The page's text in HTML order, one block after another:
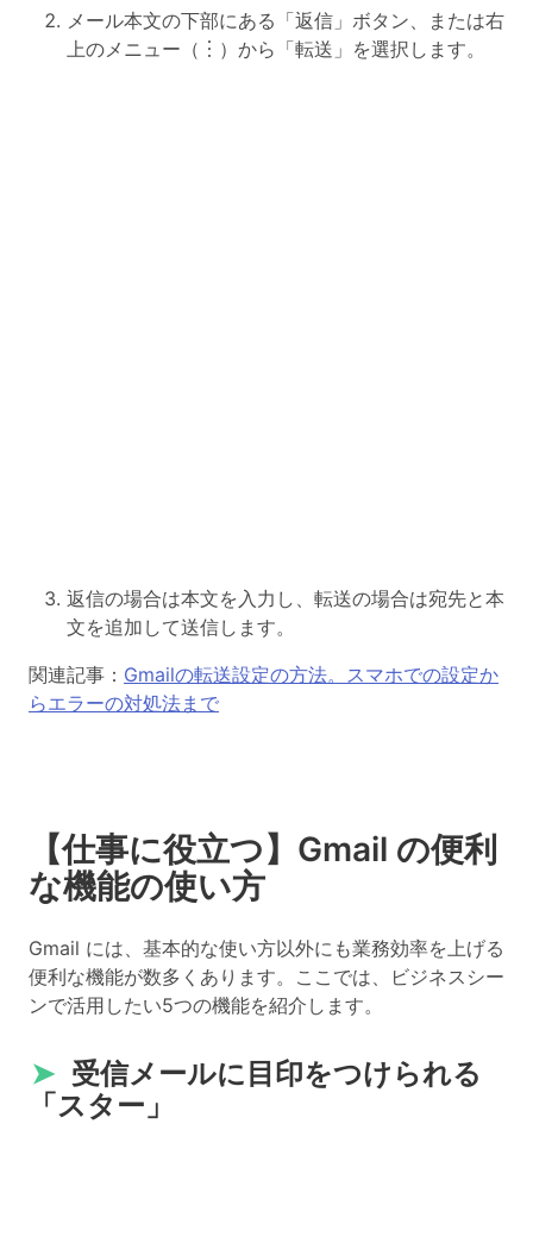
メール本文の下部にある「返信」ボタン、または右
上のメニュー（︙）から「転送」を選択します。
返信の場合は本文を入力し、転送の場合は宛先と本
文を追加して送信します。
関連記事： Gmailの転送設定の方法。スマホでの設定か
らエラーの対処法まで
【仕事に役立つ】Gmail の便利
な機能の使い方
Gmail には、基本的な使い方以外にも業務効率を上げる
便利な機能が数多くあります。ここでは、ビジネスシー
ンで活用したい5つの機能を紹介します。
➤ 受信メールに目印をつけられる
「スター」